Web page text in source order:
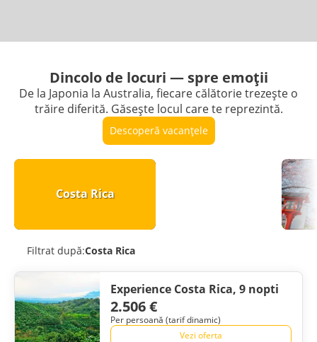
Dincolo de locuri — spre emoții
De la Japonia la Australia, fiecare călătorie trezește o
trăire diferită. Găsește locul care te reprezintă.
Descoperă vacanțele
Costa Rica
Filtrat după:Costa Rica
Experience Costa Rica, 9 nopti
2.506 €
Per persoană (tarif dinamic)
Vezi oferta